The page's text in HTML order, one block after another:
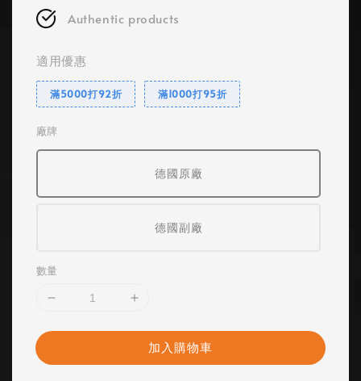
Authentic products
適用優惠
滿5000打92折 滿1000打95折
廠牌
德國原廠
德國副廠
數量
加入購物車